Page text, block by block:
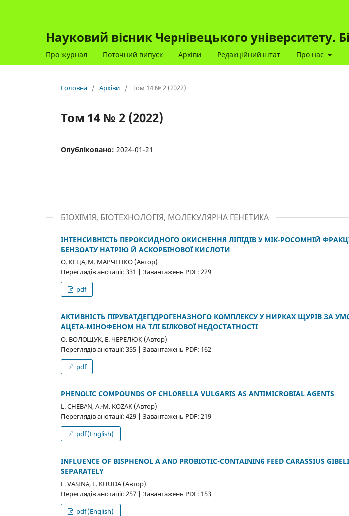
Науковий вісник Чернівецького університету.
Про журнал Поточний випуск Архіви Редакційний штат Про нас
Головна / Архіви / Том 14 № 2 (2022)
Том 14 № 2 (2022)
Опубліковано: 2024-01-21
БІОХІМІЯ, БІОТЕХНОЛОГІЯ, МОЛЕКУЛЯРНА ГЕНЕТИКА
ІНТЕНСИВНІСТЬ ПЕРОКСИДНОГО ОКИСНЕННЯ ЛІПІДІВ У МІК-РОСОМНІЙ
БЕНЗОАТУ НАТРІЮ Й АСКОРБІНОВОЇ КИСЛОТИ
О. КЕЦА, М. МАРЧЕНКО (Автор)
Переглядів анотації: 331 | Завантажень PDF: 229
pdf
АКТИВНІСТЬ ПІРУВАТДЕГІДРОГЕНАЗНОГО КОМПЛЕКСУ У НИРКАХ ЩУРІВ ЗА
АЦЕТА-МІНОФЕНОМ НА ТЛІ БІЛКОВОЇ НЕДОСТАТНОСТІ
О. ВОЛОЩУК, Е. ЧЕРЕЛЮК (Автор)
Переглядів анотації: 355 | Завантажень PDF: 162
pdf
PHENOLIC COMPOUNDS OF CHLORELLA VULGARIS AS ANTIMICROBIAL AGENTS
L. CHEBAN, A.-M. KOZAK (Автор)
Переглядів анотації: 429 | Завантажень PDF: 219
pdf (English)
INFLUENCE OF BISPHENOL A AND PROBIOTIC-CONTAINING FEED CARASSIUS
SEPARATELY
L. VASINA, L. KHUDA (Автор)
Переглядів анотації: 257 | Завантажень PDF: 153
pdf (English)